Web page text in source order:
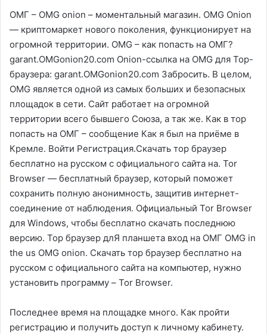
ОМГ – OMG onion – моментальный магазин. OMG Onion
— криптомаркет нового поколения, функционирует на
огромной территории. OMG – как попасть на ОМГ?
garant.OMGonion20.com Onion-ссылка на OMG для Тор-
браузера: garant.OMGonion20.com Забросить. В целом,
OMG является одной из самых больших и безопасных
площадок в сети. Сайт работает на огромной
территории всего бывшего Союза, а так же. Как в тор
попасть на ОМГ – сообщение Как я был на приёме в
Кремле. Войти Регистрация.Скачать тор браузер
бесплатно на русском с официального сайта на. Tor
Browser — бесплатный браузер, который поможет
сохранить полную анонимность, защитив интернет-
соединение от наблюдения. Официальный Tor Browser
для Windows, чтобы бесплатно скачать последнюю
версию. Тор браузер длЯ планшета вход на ОМГ OMG in
the us OMG onion. Скачать тор браузер бесплатно на
русском с официального сайта на компьютер, нужно
установить программу – Tor Browser.
Последнее время на площадке много. Как пройти
регистрацию и получить доступ к личному кабинету.